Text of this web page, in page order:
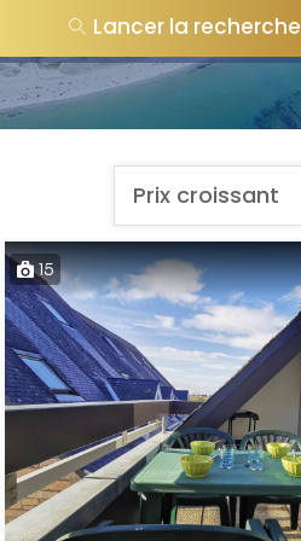
Lancer la recherche
Prix croissant
15